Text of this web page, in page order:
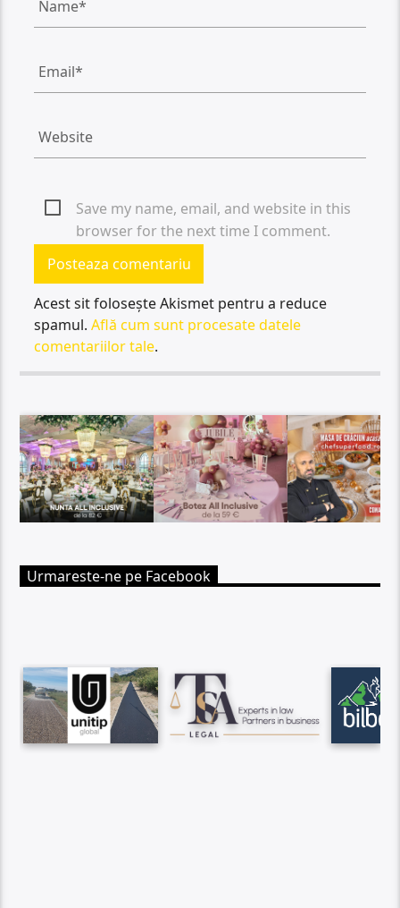
Save my name, email, and website in this
browser for the next time I comment.
Acest sit folosește Akismet pentru a reduce
spamul.Află cum sunt procesate datele
comentariilor tale.
Urmareste-ne pe Facebook